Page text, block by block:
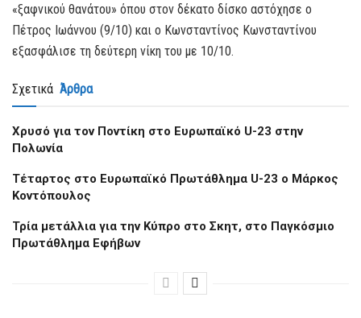
«ξαφνικού θανάτου» όπου στον δέκατο δίσκο αστόχησε ο
Πέτρος Ιωάννου (9/10) και ο Κωνσταντίνος Κωνσταντίνου
εξασφάλισε τη δεύτερη νίκη του με 10/10.
Σχετικά Άρθρα
Χρυσό για τον Ποντίκη στο Ευρωπαϊκό U-23 στην
Πολωνία
Tέταρτος στο Ευρωπαϊκό Πρωτάθλημα U-23 ο Μάρκος
Κοντόπουλος
Τρία μετάλλια για την Κύπρο στο Σκητ, στο Παγκόσμιο
Πρωτάθλημα Εφήβων